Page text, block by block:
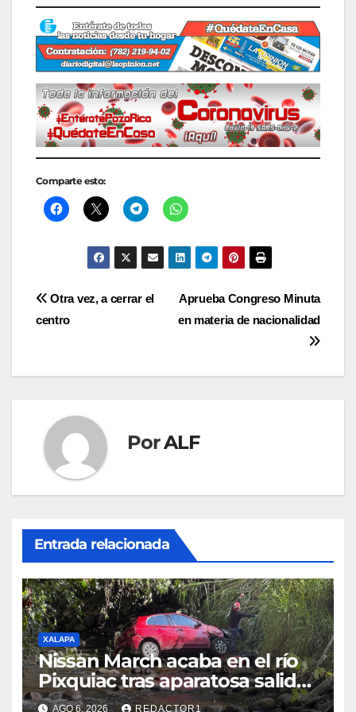
Comparte esto:
Navegación
entradas
Aprueba Congreso Minuta
en materia de nacionalidad
Otra vez, a cerrar el
centro
PorALF
Entrada relacionada
XALAPA
Nissan March acaba en el río
Pixquiac tras aparatosa salida
de camino en la carretera
AGO 6, 2026 REDACTOR1